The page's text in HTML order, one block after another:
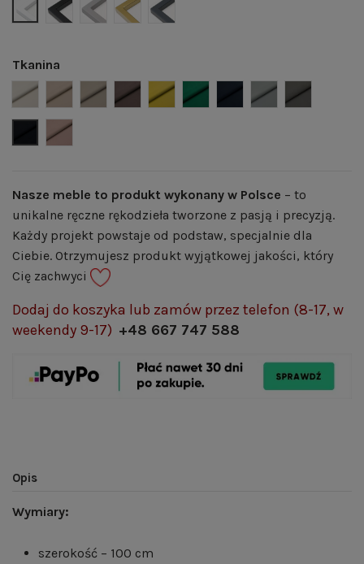
BIAŁY MAT | RAL 9003
CZARNY MAT | RAL 9005
SZARY MAT | RAL 7004
ZŁOTY POŁYSK | RAL 1036
GRAFITOWY MAT | RAL 7024
Tkanina
Welwet 02 - jasny beż
Welwet 03 - beż
Welwet 04 - ciemny beż
Welwet 05 - brąz
Welwet 07- musztardowy
Welwet 08 - butelkowa
Welwet 12 - granat
Welwet 14 -
Welwet 15
Welwet 16 - czarny
Welwet 22 - pudrowy róż
Nasze meble to produkt wykonany w Polsce – to
unikalne ręczne rękodzieła tworzone z pasją i precyzją.
Każdy projekt powstaje od podstaw, specjalnie dla
Ciebie. Otrzymujesz produkt wyjątkowej jakości, który
Cię zachwyci
Dodaj do koszyka lub zamów przez telefon (8-17, w
weekendy 9-17) +48 667 747 588
Opis
Wymiary:
szerokość – 100 cm